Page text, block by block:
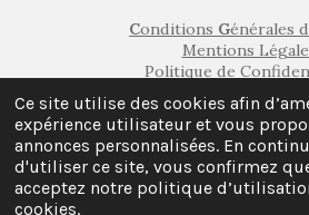
Ce site utilise des cookies afin
expérience utilisateur et vous
annonces personnalisées. En
d'utiliser ce site, vous confirmez
acceptez notre politique
cookies.
Conditions Générales
Mentions
Politique de
Gestion des
Médiation de la
Droit de
Formulaire de
Garanties